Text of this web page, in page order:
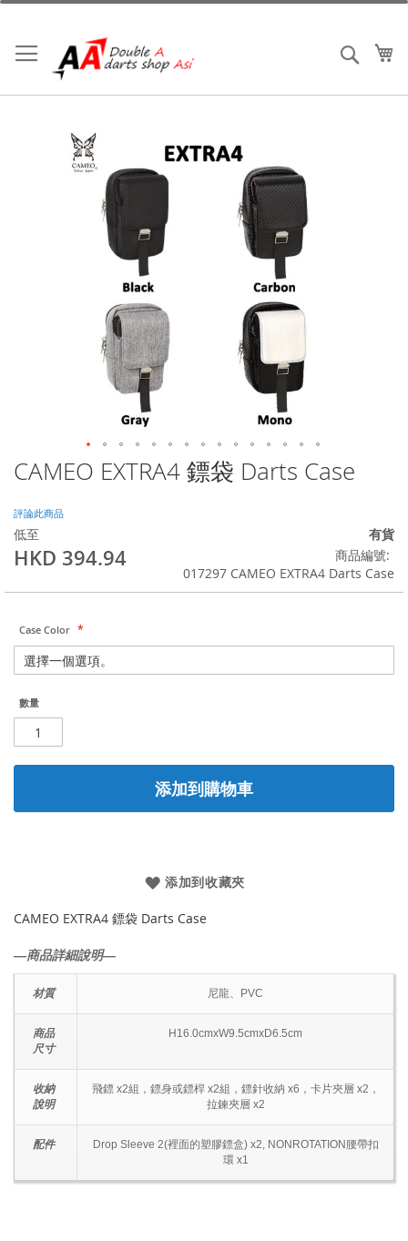
跳
內
容
搜索
CAMEO EXTRA4 鏢袋 Darts Case
評論此商品
低至
HKD 394.94
有貨
商品編號
017297 CAMEO EXTRA4 Darts Case
Case Color
數量
添加到購物車
添加到收藏夾
CAMEO EXTRA4 鏢袋 Darts Case
―商品詳細說明―
材質 尼龍、PVC
商品
尺寸
H16.0cmxW9.5cmxD6.5cm
收納
說明
飛鏢 x2組，鏢身或鏢桿 x2組，鏢針收納 x6，卡片夾層 x2，
拉鍊夾層 x2
配件
Drop Sleeve 2(裡面的塑膠鏢盒) x2, NONROTATION腰帶扣
環 x1
Skip
to
beginning
of
the
gallery